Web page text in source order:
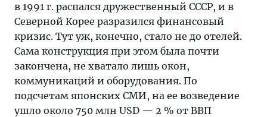
в 1991 г. распался дружественный СССР, и в
Северной Корее разразился финансовый
кризис. Тут уж, конечно, стало не до отелей.
Сама конструкция при этом была почти
закончена, не хватало лишь окон,
коммуникаций и оборудования. По
подсчетам японских СМИ, на ее возведение
ушло около 750 млн USD — 2 % от ВВП